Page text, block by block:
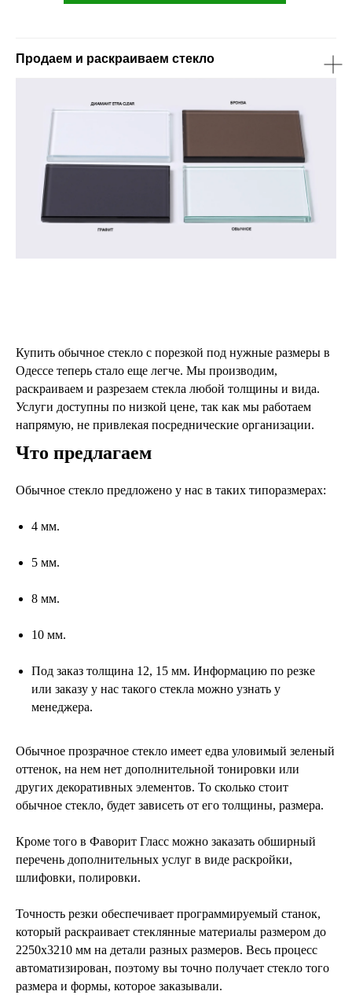
Продаем и раскраиваем стекло
Купить обычное стекло с порезкой под нужные размеры в
Одессе теперь стало еще легче. Мы производим,
раскраиваем и разрезаем стекла любой толщины и вида.
Услуги доступны по низкой цене, так как мы работаем
напрямую, не привлекая посреднические организации.
Что предлагаем
Обычное стекло предложено у нас в таких типоразмерах:
4 мм.
5 мм.
8 мм.
10 мм.
Под заказ толщина 12, 15 мм. Информацию по резке
или заказу у нас такого стекла можно узнать у
менеджера.
Обычное прозрачное стекло имеет едва уловимый зеленый
оттенок, на нем нет дополнительной тонировки или
других декоративных элементов. То сколько стоит
обычное стекло, будет зависеть от его толщины, размера.
Кроме того в Фаворит Гласс можно заказать обширный
перечень дополнительных услуг в виде раскройки,
шлифовки, полировки.
Точность резки обеспечивает программируемый станок,
который раскраивает стеклянные материалы размером до
2250х3210 мм на детали разных размеров. Весь процесс
автоматизирован, поэтому вы точно получает стекло того
размера и формы, которое заказывали.